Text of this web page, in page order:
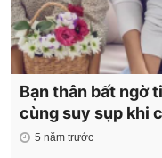
Bạn thân bất ngờ
cùng suy sụp khi
5 năm trước